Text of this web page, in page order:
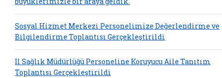
Sosyal Hizmet Merkezi Personelimize Değerlendirme ve
Bilgilendirme Toplantısı Gerçekleştirildi
İl Sağlık Müdürlüğü Personeline Koruyucu Aile Tanıtım
Toplantısı Gerçekleştirildi